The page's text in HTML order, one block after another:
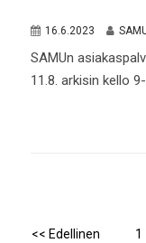
16.6.2023
SAMUn
11.8. arkisin kello
<< Edellinen 1